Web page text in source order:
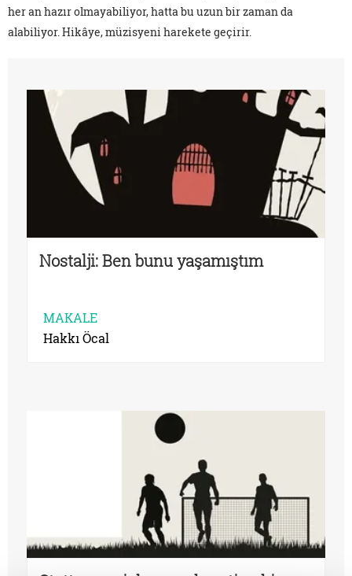
her an hazır olmayabiliyor, hatta bu uzun bir zaman da
alabiliyor. Hikâye, müzisyeni harekete geçirir.
Nostalji: Ben bunu yaşamıştım
MAKALE
Hakkı Öcal